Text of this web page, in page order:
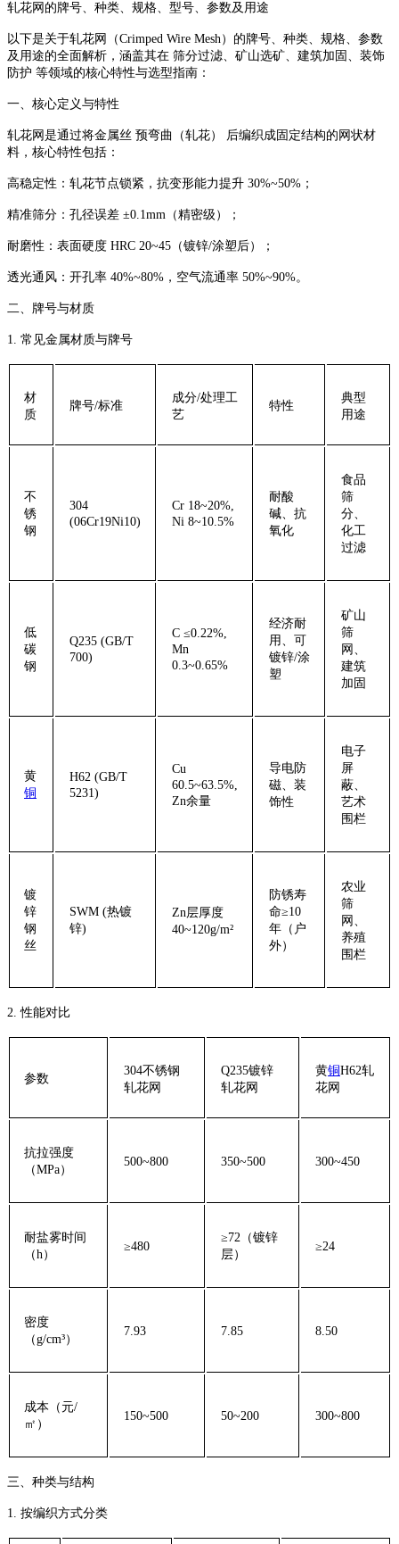
轧花网的牌号、种类、规格、型号、参数及用途
以下是关于‌轧花网（Crimped Wire Mesh）‌的牌号、种类、规格、参数
及用途的全面解析，涵盖其在 ‌筛分过滤、矿山选矿、建筑加固、装饰
防护‌ 等领域的核心特性与选型指南：
‌一、核心定义与特性‌
轧花网是通过将金属丝 ‌预弯曲（轧花）‌ 后编织成固定结构的网状材
料，核心特性包括：
‌高稳定性‌：轧花节点锁紧，抗变形能力提升 ‌30%~50%‌；
‌精准筛分‌：孔径误差 ‌±0.1mm‌（精密级）；
‌耐磨性‌：表面硬度 ‌HRC 20~45‌（镀锌/涂塑后）；
‌透光通风‌：开孔率 ‌40%~80%‌，空气流通率 ‌50%~90%‌。
‌二、牌号与材质‌
‌1. 常见金属材质与牌号‌
‌材
质‌
‌牌号/标准‌
‌成分/处理工
艺‌
‌特性‌
‌典型
用途‌
‌不
锈
钢‌
304
(06Cr19Ni10)
Cr 18~20%,
Ni 8~10.5%
耐酸
碱、抗
氧化
食品
筛
分、
化工
过滤
‌低
碳
钢‌
Q235 (GB/T
700)
C ≤0.22%,
Mn
0.3~0.65%
经济耐
用、可
镀锌/涂
塑
矿山
筛
网、
建筑
加固
‌黄
铜
H62 (GB/T
5231)
Cu
60.5~63.5%,
Zn余量
导电防
磁、装
饰性
电子
屏
蔽、
艺术
围栏
‌镀
锌
钢
丝‌
SWM (热镀
锌)
Zn层厚度
40~120g/m²
防锈寿
命≥10
年（户
外）
农业
筛
网、
养殖
围栏
‌2. 性能对比‌
‌参数‌
‌304不锈钢
轧花网‌
‌Q235镀锌
轧花网‌
‌黄铜H62轧
花网‌
‌抗拉强度
（MPa）‌
500~800 350~500 300~450
‌耐盐雾时间
（h）‌
≥480
≥72（镀锌
层）
≥24
‌密度
（g/cm³）‌
7.93 7.85 8.50
‌成本（元/
㎡）‌
150~500 50~200 300~800
‌三、种类与结构‌
‌1. 按编织方式分类‌